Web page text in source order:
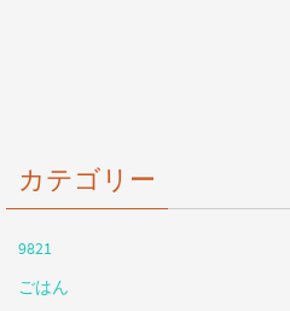
カテゴリー
9821
ごはん